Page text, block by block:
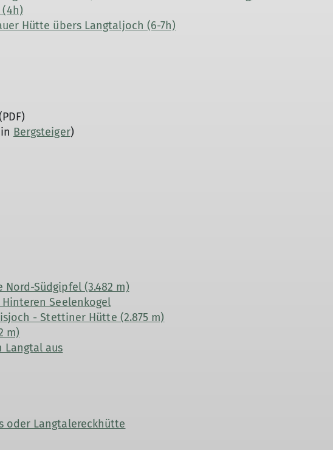
(4h)
Hütte übers Langtaljoch (6-7h)
Bergsteiger)
Südgipfel (3.482 m)
Seelenkogel
- Stettiner Hütte (2.875 m)
m)
Langtal aus
oder Langtalereckhütte